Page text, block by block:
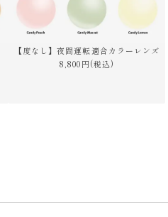
【度なし】夜間運転適合カラーレンズ
8,800円(税込)